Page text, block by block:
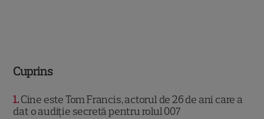
Cuprins
1 Cine este Tom Francis, actorul de 26 de ani care a
dat o audiție secretă pentru rolul 007